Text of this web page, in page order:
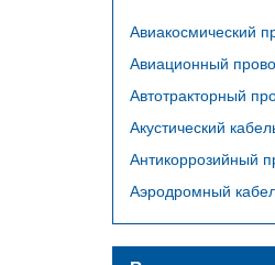
Авиакосмический
Авиационный
Автотракторный
Акустический
Антикоррозийный
Аэродромный